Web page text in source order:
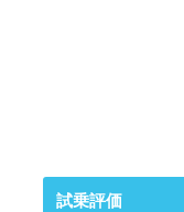
試乗評価